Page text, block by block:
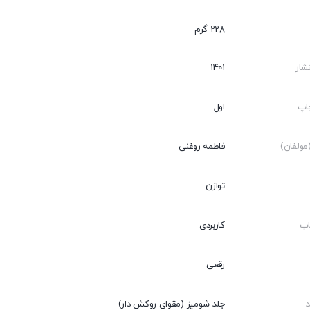
228 گرم
1401
اول
فاطمه روغنی
توازن
کاربردی
رقعی
جلد شومیز (مقوای روکش دار)